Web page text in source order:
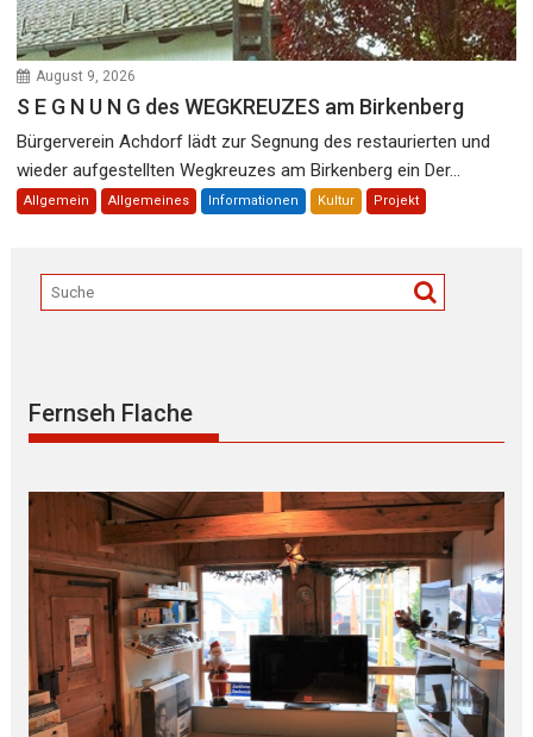
August 9, 2026
S E G N U N G des WEGKREUZES am Birkenberg
Bürgerverein Achdorf lädt zur Segnung des restaurierten und
wieder aufgestellten Wegkreuzes am Birkenberg ein Der...
Allgemein Allgemeines Informationen Kultur Projekt
Fernseh Flache